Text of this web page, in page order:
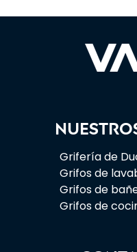
Grifería de
Grifos de
Grifos de
Grifos de